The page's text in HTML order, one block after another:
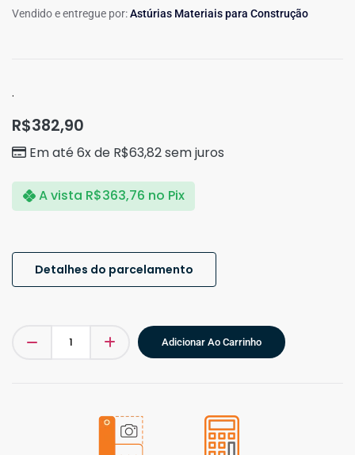
Vendido e entregue por:Astúrias Materiais para Construção
.
R$382,90
Em até 6x de R$63,82sem juros
A vista R$363,76 no Pix
Detalhes do parcelamento
Adicionar Ao Carrinho